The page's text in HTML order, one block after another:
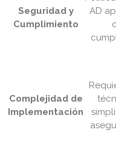
Seguridad y
Cumplimiento
AD
Complejidad de
Implementación